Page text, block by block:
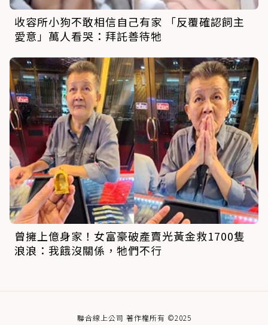
收容所小狗不敢相信自己有家 「反覆確認飼主
愛意」萬人看哭：拜託善待牠
曾擁上億身家！女富豪破產賣光黃金救1700隻
浪浪：我餓沒關係，牠們不行
聯合線上公司 著作權所有 ©2025